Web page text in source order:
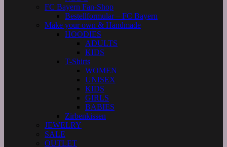
FC Bayern Fan-Shop
Bestellformular – FC Bayern
Make your own & Handmade
HOODIES
ADULTS
KIDS
T-Shirts
WOMEN
UNISEX
KIDS
GIRLS
BABIES
Zirbenkissen
JEWELRY
SALE
OUTLET